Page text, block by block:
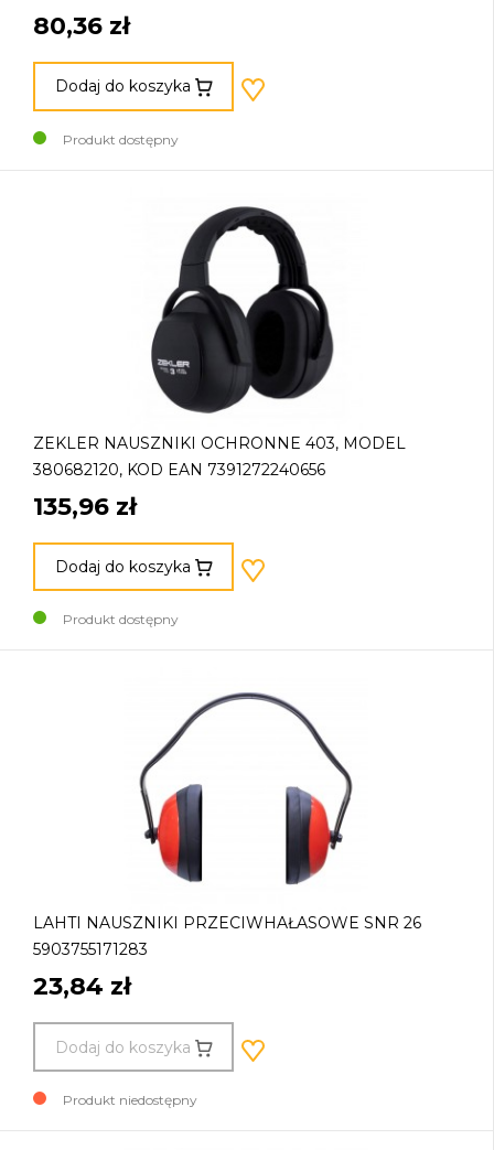
80,36 zł
Dodaj do koszyka
Produkt dostępny
ZEKLER NAUSZNIKI OCHRONNE 403, MODEL
380682120, KOD EAN 7391272240656
135,96 zł
Dodaj do koszyka
Produkt dostępny
LAHTI NAUSZNIKI PRZECIWHAŁASOWE SNR 26
5903755171283
23,84 zł
Dodaj do koszyka
Produkt niedostępny